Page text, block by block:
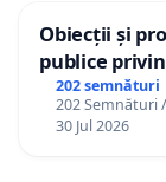
Obiecții și
publice
(PUG) Ialoveni
202 semnături
202 Semnături
30 Jul 2026